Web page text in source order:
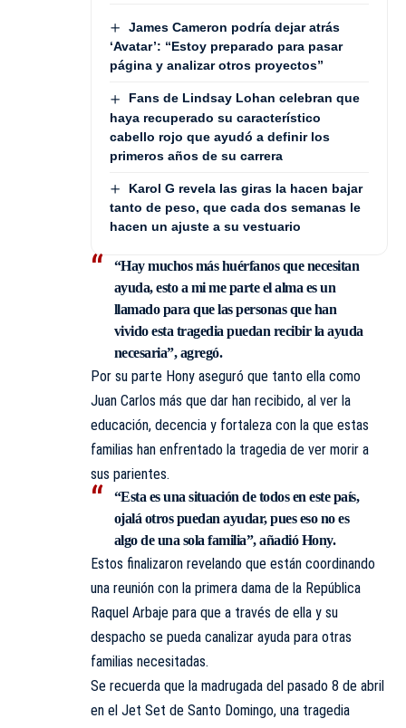
James Cameron podría dejar atrás
‘Avatar’: “Estoy preparado para pasar
página y analizar otros proyectos”
Fans de Lindsay Lohan celebran que
haya recuperado su característico
cabello rojo que ayudó a definir los
primeros años de su carrera
Karol G revela las giras la hacen bajar
tanto de peso, que cada dos semanas le
hacen un ajuste a su vestuario
“Hay muchos más huérfanos que necesitan
ayuda, esto a mi me parte el alma es un
llamado para que las personas que han
vivido esta tragedia puedan recibir la ayuda
necesaria”, agregó.
Por su parte Hony aseguró que tanto ella como
Juan Carlos más que dar han recibido, al ver la
educación, decencia y fortaleza con la que estas
familias han enfrentado la tragedia de ver morir a
sus parientes.
“Esta es una situación de todos en este país,
ojalá otros puedan ayudar, pues eso no es
algo de una sola familia”, añadió Hony.
Estos finalizaron revelando que están coordinando
una reunión con la primera dama de la República
Raquel Arbaje para que a través de ella y su
despacho se pueda canalizar ayuda para otras
familias necesitadas.
Se recuerda que la madrugada del pasado 8 de abril
en el Jet Set de Santo Domingo, una tragedia